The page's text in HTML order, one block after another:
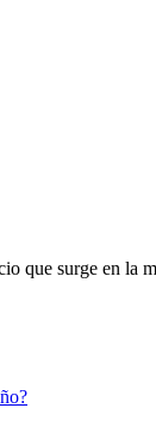
que surge en la